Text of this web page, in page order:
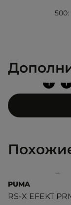
+
+
PUMA
RS-X EFEKT